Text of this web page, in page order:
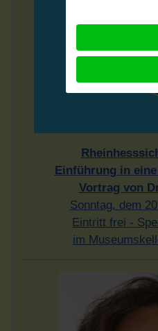
Einführung in
Vortrag von
Sonntag, dem
Eintritt frei -
im